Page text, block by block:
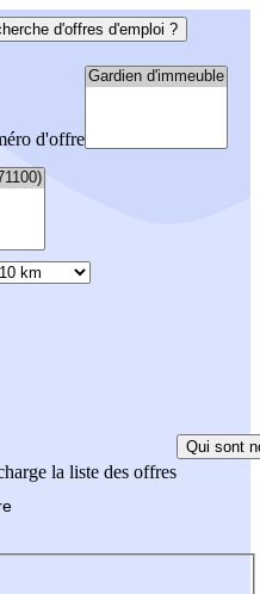
d'offres d'emploi ?
d'offre
la liste des offres
Qui sont